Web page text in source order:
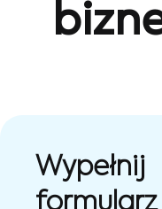
Wypełnij